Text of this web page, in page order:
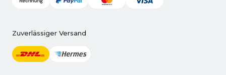
Zuverlässiger Versand